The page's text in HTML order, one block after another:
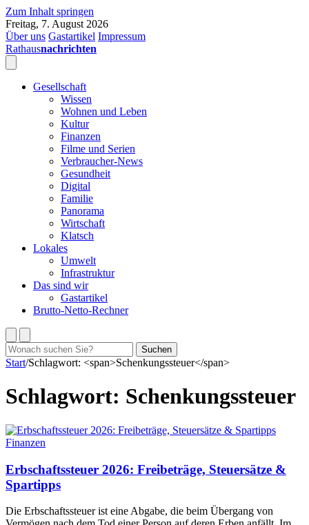
Zum Inhalt springen
Freitag, 7. August 2026
Über uns Gastartikel Impressum
Rathausnachrichten
Gesellschaft
Wissen
Wohnen und Leben
Kultur
Finanzen
Filme und Serien
Verbraucher-News
Gesundheit
Digital
Familie
Panorama
Wirtschaft
Klatsch
Lokales
Umwelt
Infrastruktur
Das sind wir
Gastartikel
Brutto-Netto-Rechner
Suchen
nach:
Suchen
Start/Schlagwort: <span>Schenkungssteuer</span>
Schlagwort: Schenkungssteuer
Finanzen
Erbschaftssteuer 2026: Freibeträge, Steuersätze &
Spartipps
Die Erbschaftssteuer ist eine Abgabe, die beim Übergang von